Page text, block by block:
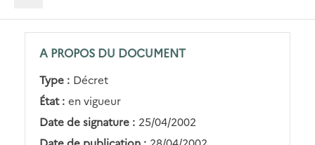
A PROPOS DU DOCUMENT
Type : Décret
État : en vigueur
Date de signature : 25/04/2002